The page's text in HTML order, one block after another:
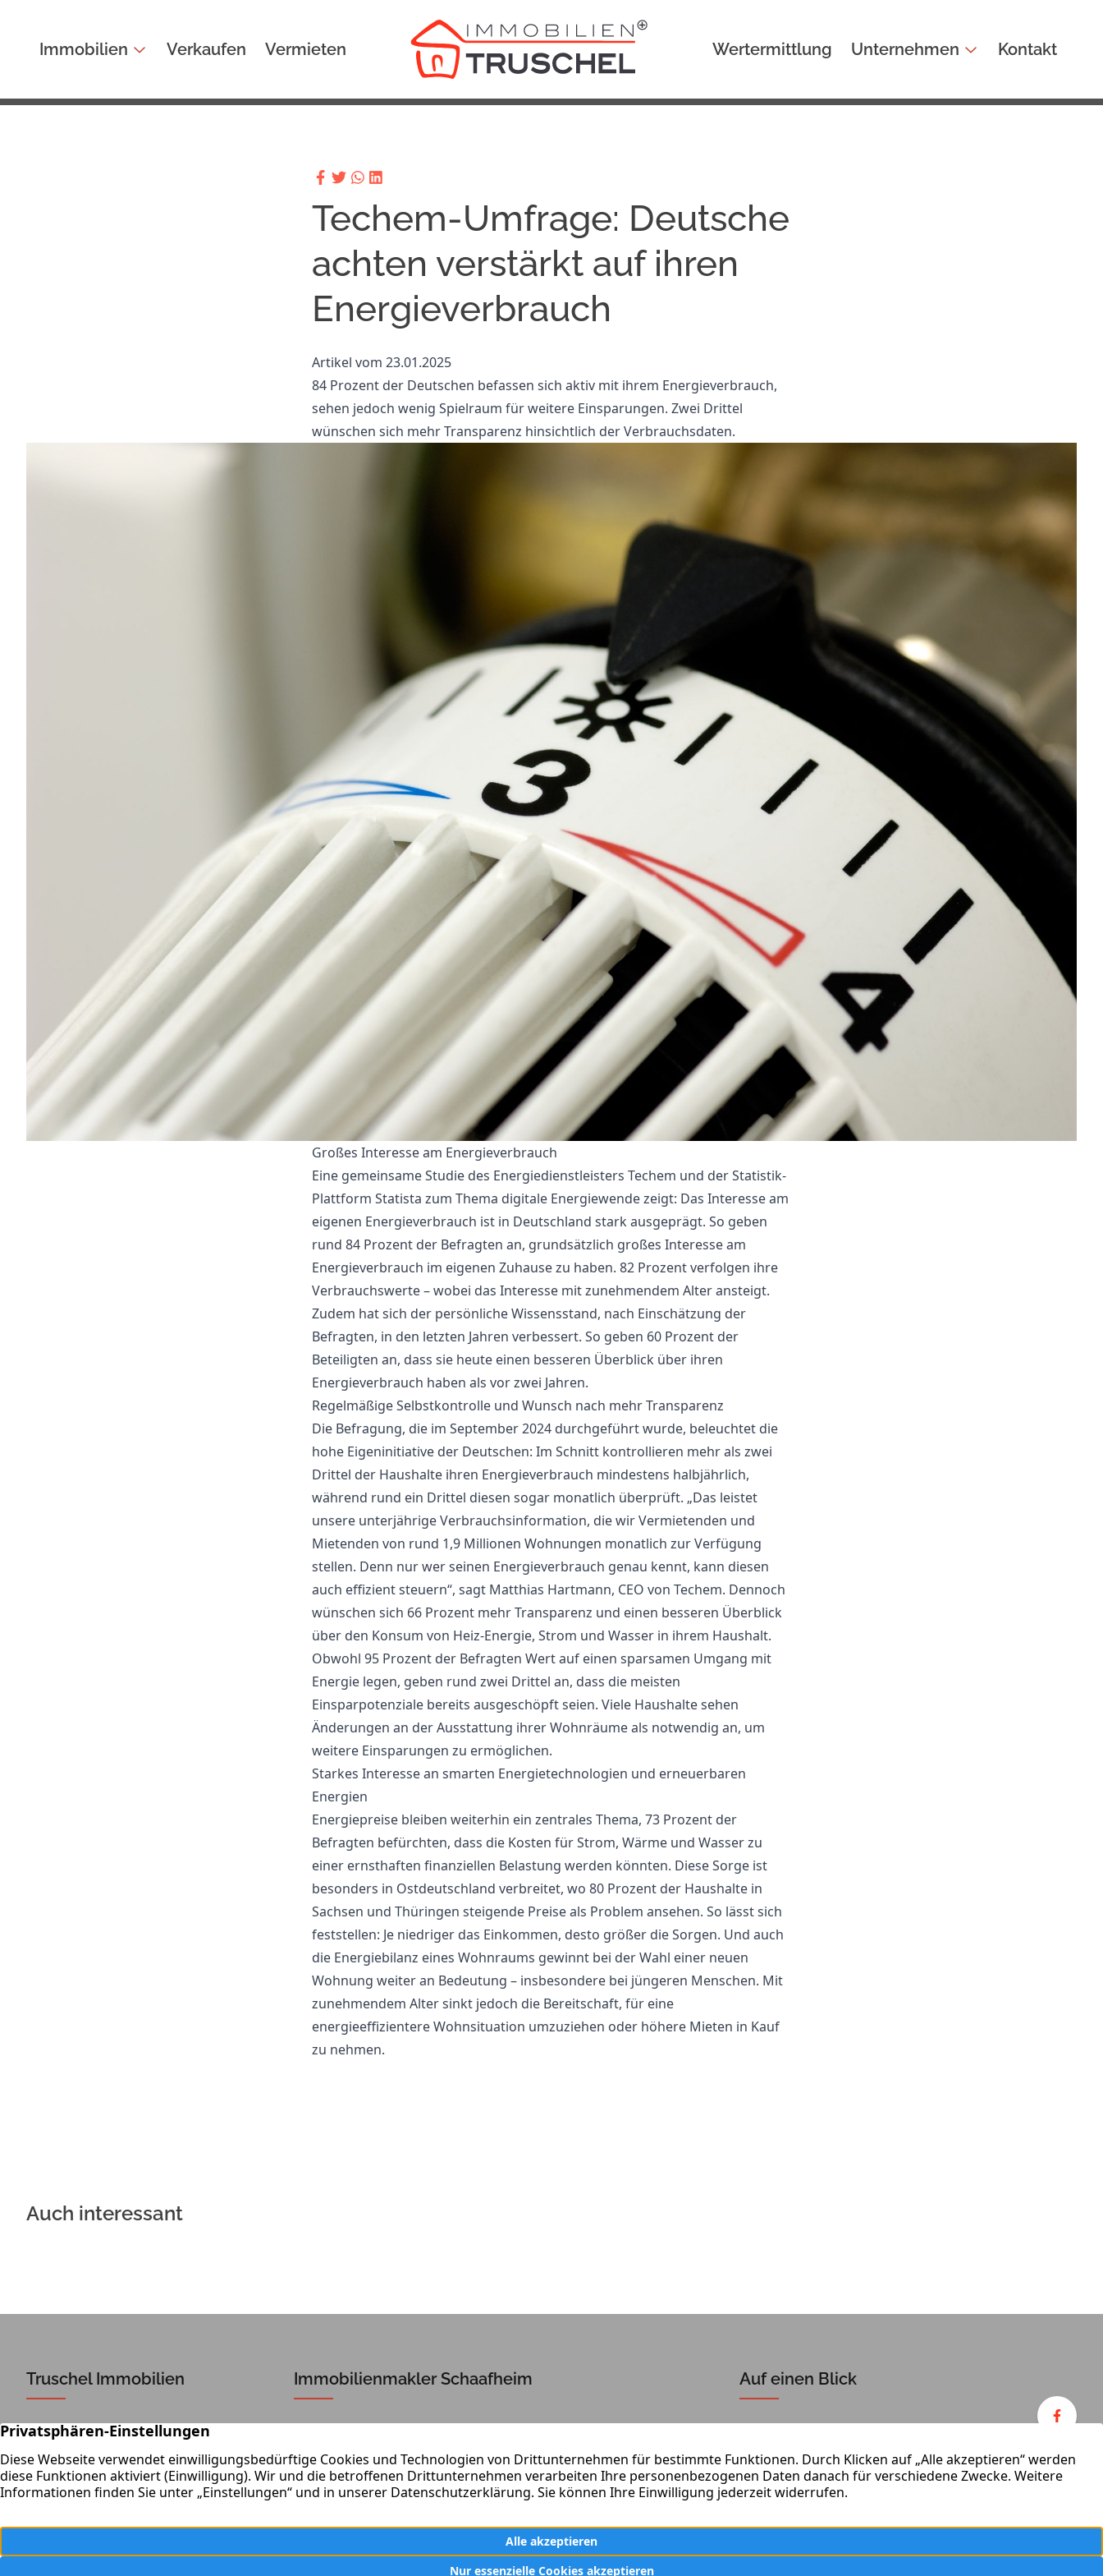
Immobilien Verkaufen Vermieten Wertermittlung Unternehmen Kontakt
Techem-Umfrage: Deutsche
achten verstärkt auf ihren
Energieverbrauch
Artikel vom 23.01.2025
84 Prozent der Deutschen befassen sich aktiv mit ihrem Energieverbrauch,
sehen jedoch wenig Spielraum für weitere Einsparungen. Zwei Drittel
wünschen sich mehr Transparenz hinsichtlich der Verbrauchsdaten.
Großes Interesse am Energieverbrauch
Eine gemeinsame Studie des Energiedienstleisters Techem und der Statistik-
Plattform Statista zum Thema digitale Energiewende zeigt: Das Interesse am
eigenen Energieverbrauch ist in Deutschland stark ausgeprägt. So geben
rund 84 Prozent der Befragten an, grundsätzlich großes Interesse am
Energieverbrauch im eigenen Zuhause zu haben. 82 Prozent verfolgen ihre
Verbrauchswerte – wobei das Interesse mit zunehmendem Alter ansteigt.
Zudem hat sich der persönliche Wissensstand, nach Einschätzung der
Befragten, in den letzten Jahren verbessert. So geben 60 Prozent der
Beteiligten an, dass sie heute einen besseren Überblick über ihren
Energieverbrauch haben als vor zwei Jahren.
Regelmäßige Selbstkontrolle und Wunsch nach mehr Transparenz
Die Befragung, die im September 2024 durchgeführt wurde, beleuchtet die
hohe Eigeninitiative der Deutschen: Im Schnitt kontrollieren mehr als zwei
Drittel der Haushalte ihren Energieverbrauch mindestens halbjährlich,
während rund ein Drittel diesen sogar monatlich überprüft. „Das leistet
unsere unterjährige Verbrauchsinformation, die wir Vermietenden und
Mietenden von rund 1,9 Millionen Wohnungen monatlich zur Verfügung
stellen. Denn nur wer seinen Energieverbrauch genau kennt, kann diesen
auch effizient steuern“, sagt Matthias Hartmann, CEO von Techem. Dennoch
wünschen sich 66 Prozent mehr Transparenz und einen besseren Überblick
über den Konsum von Heiz-Energie, Strom und Wasser in ihrem Haushalt.
Obwohl 95 Prozent der Befragten Wert auf einen sparsamen Umgang mit
Energie legen, geben rund zwei Drittel an, dass die meisten
Einsparpotenziale bereits ausgeschöpft seien. Viele Haushalte sehen
Änderungen an der Ausstattung ihrer Wohnräume als notwendig an, um
weitere Einsparungen zu ermöglichen.
Starkes Interesse an smarten Energietechnologien und erneuerbaren
Energien
Energiepreise bleiben weiterhin ein zentrales Thema, 73 Prozent der
Befragten befürchten, dass die Kosten für Strom, Wärme und Wasser zu
einer ernsthaften finanziellen Belastung werden könnten. Diese Sorge ist
besonders in Ostdeutschland verbreitet, wo 80 Prozent der Haushalte in
Sachsen und Thüringen steigende Preise als Problem ansehen. So lässt sich
feststellen: Je niedriger das Einkommen, desto größer die Sorgen. Und auch
die Energiebilanz eines Wohnraums gewinnt bei der Wahl einer neuen
Wohnung weiter an Bedeutung – insbesondere bei jüngeren Menschen. Mit
zunehmendem Alter sinkt jedoch die Bereitschaft, für eine
energieeffizientere Wohnsituation umzuziehen oder höhere Mieten in Kauf
zu nehmen.
Auch interessant
Truschel Immobilien
Dieselstraße 4
64850 Schaafheim
06073 – 74 24 526
06073 – 74 24 513
Immobilienmakler Schaafheim
Das Team von Truschel Immobilien hilft Ihnen
gerne weiter und unterstützt Sie bei all Ihren
Auf einen Blick
Vermieten
Wertermittlung
Kontakt
Impressum